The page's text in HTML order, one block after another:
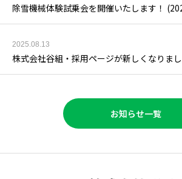
除雪機械体験試乗会を開催いたします！
2025.08.13
株式会社谷組・採用ページが新しくなりまし
お知らせ一覧